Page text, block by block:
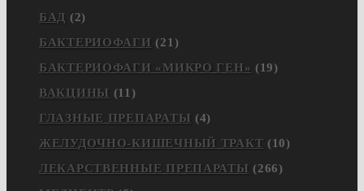
БАД (2)
БАКТЕРИОФАГИ (21)
БАКТЕРИОФАГИ «МИКРО ГЕН» (19)
ВАКЦИНЫ (11)
ГЛАЗНЫЕ ПРЕПАРАТЫ (4)
ЖЕЛУДОЧНО-КИШЕЧНЫЙ ТРАКТ (10)
ЛЕКАРСТВЕННЫЕ ПРЕПАРАТЫ (266)